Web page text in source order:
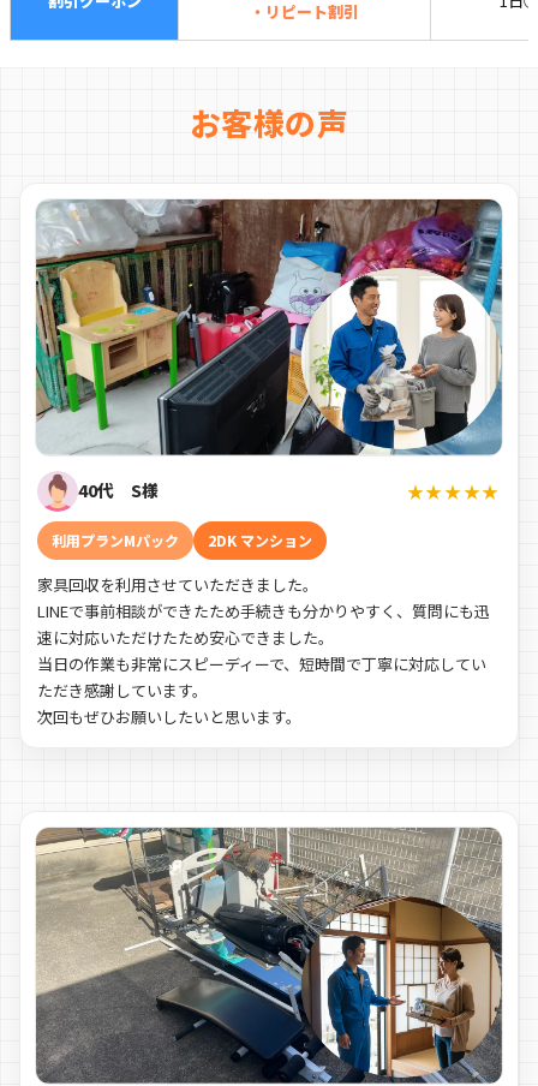
・リピート割引
お客様の声
40代 S様 ★★★★★
利用プランMパック 2DK マンション
家具回収を利用させていただきました。
LINEで事前相談ができたため手続きも分かりやすく、質問にも迅
速に対応いただけたため安心できました。
当日の作業も非常にスピーディーで、短時間で丁寧に対応してい
ただき感謝しています。
次回もぜひお願いしたいと思います。